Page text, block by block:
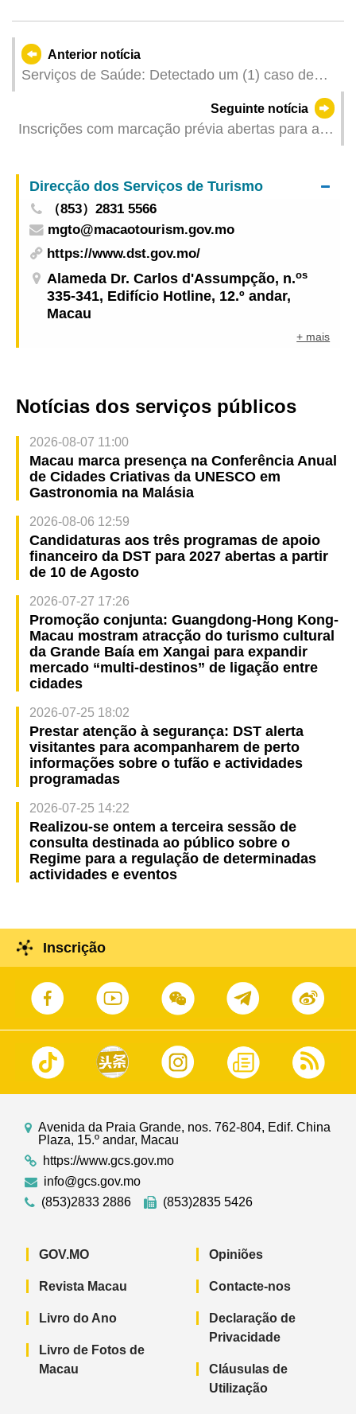
Anterior notícia
Serviços de Saúde: Detectado um (1) caso de
Seguinte notícia
Inscrições com marcação prévia abertas para a
Direcção dos Serviços de Turismo
（853）2831 5566
mgto@macaotourism.gov.mo
https://www.dst.gov.mo/
Alameda Dr. Carlos d'Assumpção, n.os
335-341, Edifício Hotline, 12.º andar,
Macau
+ mais
Notícias dos serviços públicos
2026-08-07 11:00
Macau marca presença na Conferência Anual
de Cidades Criativas da UNESCO em
Gastronomia na Malásia
2026-08-06 12:59
Candidaturas aos três programas de apoio
financeiro da DST para 2027 abertas a partir
de 10 de Agosto
2026-07-27 17:26
Promoção conjunta: Guangdong-Hong Kong-
Macau mostram atracção do turismo cultural
da Grande Baía em Xangai para expandir
mercado “multi-destinos” de ligação entre
cidades
2026-07-25 18:02
Prestar atenção à segurança: DST alerta
visitantes para acompanharem de perto
informações sobre o tufão e actividades
programadas
2026-07-25 14:22
Realizou-se ontem a terceira sessão de
consulta destinada ao público sobre o
Regime para a regulação de determinadas
actividades e eventos
Inscrição
Avenida da Praia Grande, nos. 762-804, Edif. China
Plaza, 15.º andar, Macau
https://www.gcs.gov.mo
info@gcs.gov.mo
(853)2833 2886
(853)2835 5426
GOV.MO
Revista Macau
Livro do Ano
Livro de Fotos de
Macau
Opiniões
Contacte-nos
Declaração de
Privacidade
Cláusulas de
Utilização